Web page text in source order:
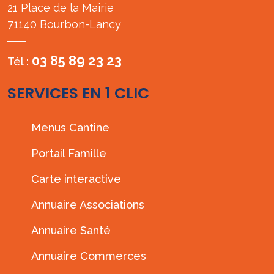
21 Place de la Mairie
71140 Bourbon-Lancy
Tél : 03 85 89 23 23
SERVICES EN 1 CLIC
Menus Cantine
Portail Famille
Carte interactive
Annuaire Associations
Annuaire Santé
Annuaire Commerces